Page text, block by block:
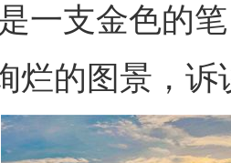
支金色的笔
烂的图景，